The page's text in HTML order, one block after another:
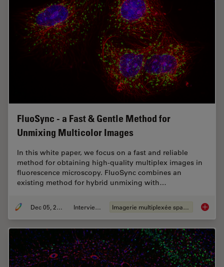
FluoSync - a Fast & Gentle Method for
Unmixing Multicolor Images
In this white paper, we focus on a fast and reliable
method for obtaining high-quality multiplex images in
fluorescence microscopy. FluoSync combines an
existing method for hybrid unmixing with…
Dec 05, 2022 Interviews Imagerie multiplexée spatiale